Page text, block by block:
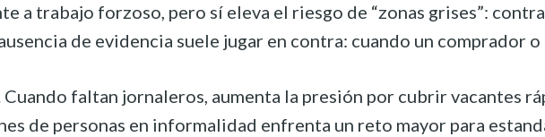
a trabajo forzoso, pero sí eleva el riesgo de “zonas grises”:
de evidencia suele jugar en contra: cuando un
faltan jornaleros, aumenta la presión por cubrir
de personas en informalidad enfrenta un reto mayor para